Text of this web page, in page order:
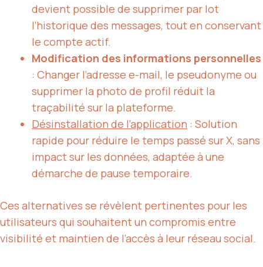
devient possible de supprimer par lot
l’historique des messages, tout en conservant
le compte actif.
Modification des informations personnelles
: Changer l’adresse e-mail, le pseudonyme ou
supprimer la photo de profil réduit la
traçabilité sur la plateforme.
Désinstallation de l’application : Solution
rapide pour réduire le temps passé sur X, sans
impact sur les données, adaptée à une
démarche de pause temporaire.
Ces alternatives se révèlent pertinentes pour les
utilisateurs qui souhaitent un compromis entre
visibilité et maintien de l’accès à leur réseau social.